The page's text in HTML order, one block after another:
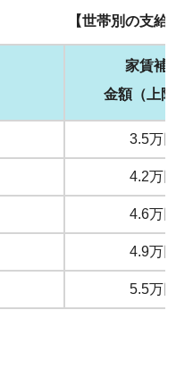
【世帯別の支給額
家賃補助
金額（上限額
3.5万円
4.2万円
4.6万円
4.9万円
5.5万円